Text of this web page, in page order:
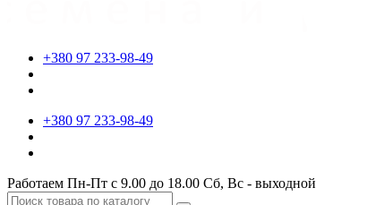
+380 97 233-98-49
+380 97 233-98-49
Работаем Пн-Пт с 9.00 до 18.00 Сб, Вс - выходной